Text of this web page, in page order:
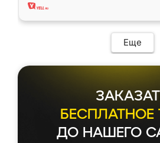
Еще
БЕСПЛАТНОЕ
ДО НАШЕГО